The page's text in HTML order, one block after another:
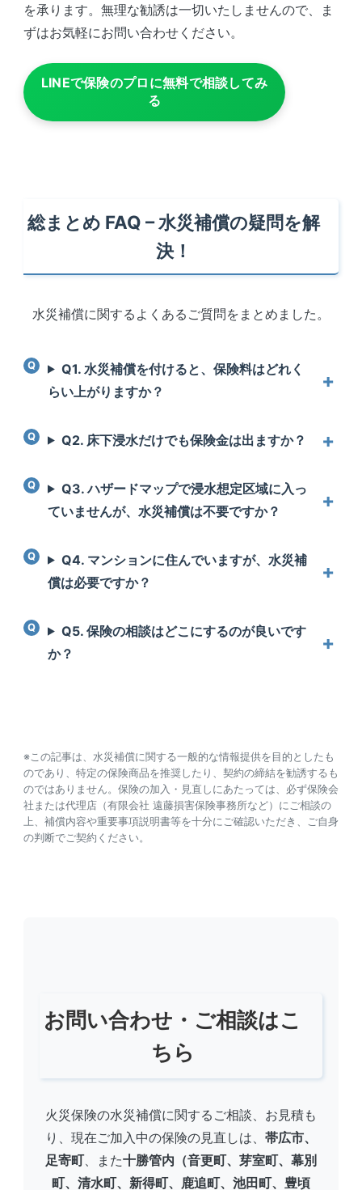
を承ります。無理な勧誘は一切いたしませんので、ま
ずはお気軽にお問い合わせください。
LINEで保険のプロに無料で相談してみ
る
総まとめ FAQ – 水災補償の疑問を解
決！
水災補償に関するよくあるご質問をまとめました。
Q1. 水災補償を付けると、保険料はどれく
らい上がりますか？
Q2. 床下浸水だけでも保険金は出ますか？
Q3. ハザードマップで浸水想定区域に入っ
ていませんが、水災補償は不要ですか？
Q4. マンションに住んでいますが、水災補
償は必要ですか？
Q5. 保険の相談はどこにするのが良いです
か？
※この記事は、水災補償に関する一般的な情報提供を目的としたも
のであり、特定の保険商品を推奨したり、契約の締結を勧誘するも
のではありません。保険の加入・見直しにあたっては、必ず保険会
社または代理店（有限会社 遠藤損害保険事務所など）にご相談の
上、補償内容や重要事項説明書等を十分にご確認いただき、ご自身
の判断でご契約ください。
お問い合わせ・ご相談はこ
ちら
火災保険の水災補償に関するご相談、お見積も
り、現在ご加入中の保険の見直しは、 帯広市、
足寄町、また十勝管内（音更町、芽室町、幕別
町、清水町、新得町、鹿追町、池田町、豊頃